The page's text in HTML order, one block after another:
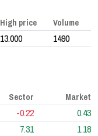
High price Volume
13.000 1490
Sector
Market
-0.22 0.43
7.31 1.18